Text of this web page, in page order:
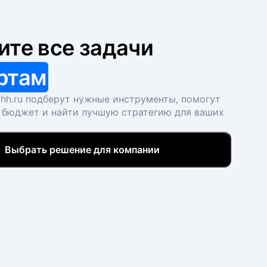
все задачи
подберут нужные инструменты, помогут
бюджет и найти лучшую стратегию для ваших
Выбрать решение для компании